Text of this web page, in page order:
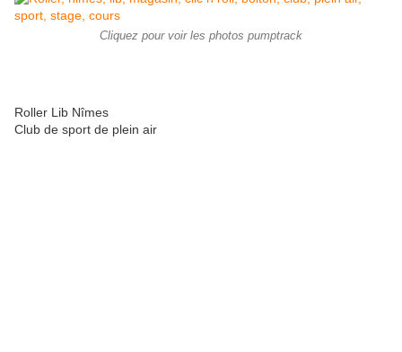
Cliquez pour voir les photos pumptrack
Roller Lib Nîmes
Club de sport de plein air